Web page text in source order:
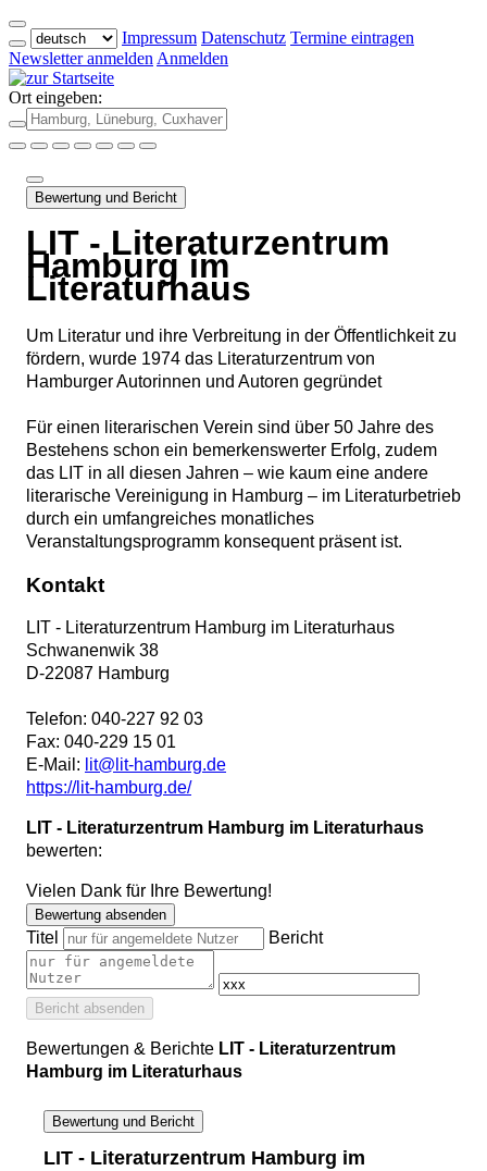
Impressum Datenschutz Termine eintragen
Newsletter anmelden Anmelden
Ort eingeben:
Bewertung und Bericht
LIT - Literaturzentrum
Hamburg im
Literaturhaus
Um Literatur und ihre Verbreitung in der Öffentlichkeit zu
fördern, wurde 1974 das Literaturzentrum von
Hamburger Autorinnen und Autoren gegründet
Für einen literarischen Verein sind über 50 Jahre des
Bestehens schon ein bemerkenswerter Erfolg, zudem
das LIT in all diesen Jahren – wie kaum eine andere
literarische Vereinigung in Hamburg – im Literaturbetrieb
durch ein umfangreiches monatliches
Veranstaltungsprogramm konsequent präsent ist.
Kontakt
LIT - Literaturzentrum Hamburg im Literaturhaus
Schwanenwik 38
D-22087 Hamburg
Telefon: 040-227 92 03
Fax: 040-229 15 01
E-Mail: lit@lit-hamburg.de
https://lit-hamburg.de/
LIT - Literaturzentrum Hamburg im Literaturhaus
bewerten:
Vielen Dank für Ihre Bewertung!
Bewertung absenden
Titel Bericht
Bericht absenden
Bewertungen & Berichte LIT - Literaturzentrum
Hamburg im Literaturhaus
Bewertung und Bericht
LIT - Literaturzentrum Hamburg im